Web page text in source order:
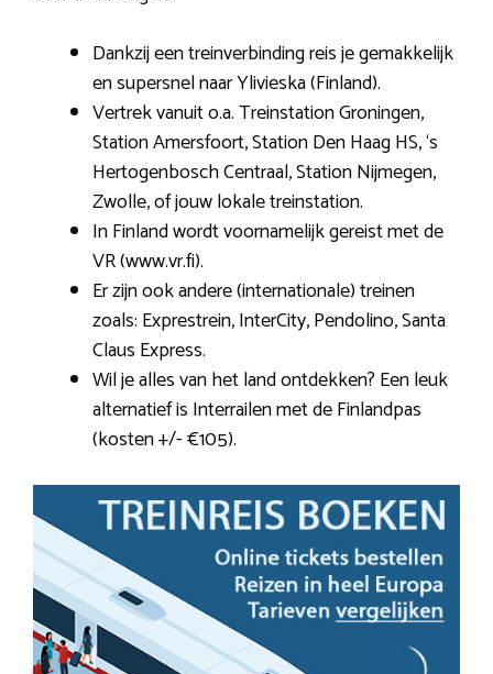
Dankzij een treinverbinding reis je gemakkelijk
en supersnel naar Ylivieska (Finland).
Vertrek vanuit o.a. Treinstation Groningen,
Station Amersfoort, Station Den Haag HS, ‘s
Hertogenbosch Centraal, Station Nijmegen,
Zwolle, of jouw lokale treinstation.
In Finland wordt voornamelijk gereist met de
VR (www.vr.fi).
Er zijn ook andere (internationale) treinen
zoals: Exprestrein, InterCity, Pendolino, Santa
Claus Express.
Wil je alles van het land ontdekken? Een leuk
alternatief is Interrailen met de Finlandpas
(kosten +/- €105).